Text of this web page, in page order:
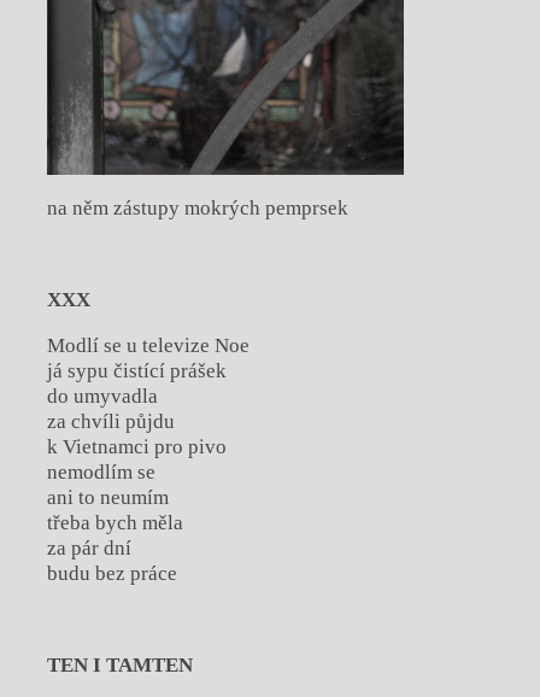
na něm zástupy mokrých pemprsek
XXX
Modlí se u televize Noe
já sypu čistící prášek
do umyvadla
za chvíli půjdu
k Vietnamci pro pivo
nemodlím se
ani to neumím
třeba bych měla
za pár dní
budu bez práce
TEN I TAMTEN